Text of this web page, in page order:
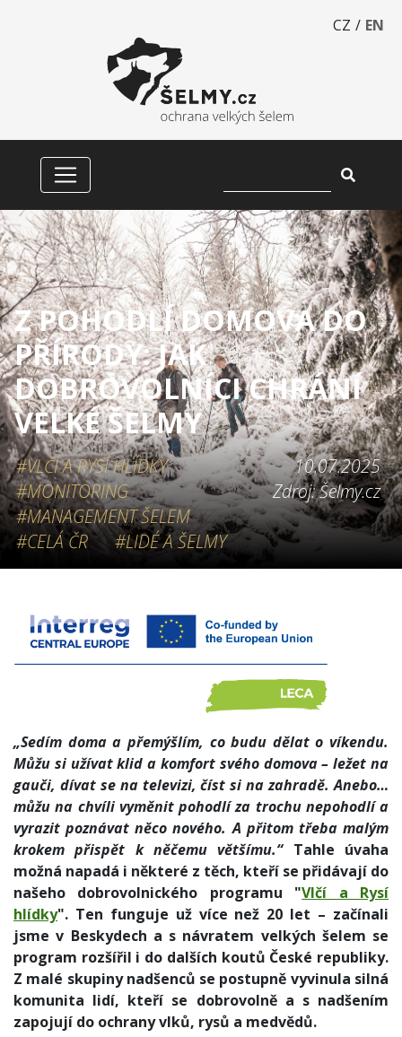
CZ / EN
Z POHODLÍ DOMOVA DO
PŘÍRODY: JAK
DOBROVOLNÍCI CHRÁNÍ
VELKÉ ŠELMY
#VLČÍ A RYSÍ HLÍDKY
#MONITORING
#MANAGEMENT ŠELEM
#CELÁ ČR
#LIDÉ A ŠELMY
10.07.2025
Zdroj: Šelmy.cz
„Sedím doma a přemýšlím, co budu dělat o víkendu.
Můžu si užívat klid a komfort svého domova – ležet na
gauči, dívat se na televizi, číst si na zahradě. Anebo…
můžu na chvíli vyměnit pohodlí za trochu nepohodlí a
vyrazit poznávat něco nového. A přitom třeba malým
krokem přispět k něčemu většímu.“ Tahle úvaha
možná napadá i některé z těch, kteří se přidávají do
našeho dobrovolnického programu "Vlčí a Rysí
hlídky". Ten funguje už více než 20 let – začínali
jsme v Beskydech a s návratem velkých šelem se
program rozšířil i do dalších koutů České republiky.
Z malé skupiny nadšenců se postupně vyvinula silná
komunita lidí, kteří se dobrovolně a s nadšením
zapojují do ochrany vlků, rysů a medvědů.